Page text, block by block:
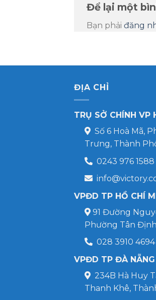
Để lại một
Bạn phải đăng
ĐỊA CHỈ
TRỤ SỞ CHÍNH VP
Số 6 Hoà Mã,
Trưng, Thành
0243 976 1588
VPĐD TP HỒ CHÍ
91 Đường
Phường Tân
028 3910 4694
VPĐD TP ĐÀ NẴNG
234B Hà Huy
Thanh Khê,